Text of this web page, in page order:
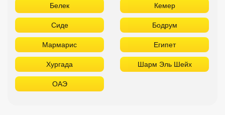
Белек Кемер
Сиде Бодрум
Мармарис Египет
Хургада Шарм Эль Шейх
ОАЭ